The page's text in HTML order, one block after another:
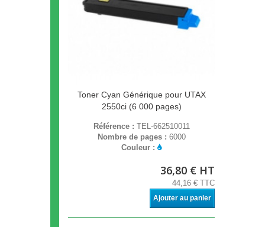
Toner Cyan Générique pour UTAX
2550ci (6 000 pages)
Référence : TEL-662510011
Nombre de pages : 6000
Couleur :
36,80 € HT
44,16 € TTC
Ajouter au panier